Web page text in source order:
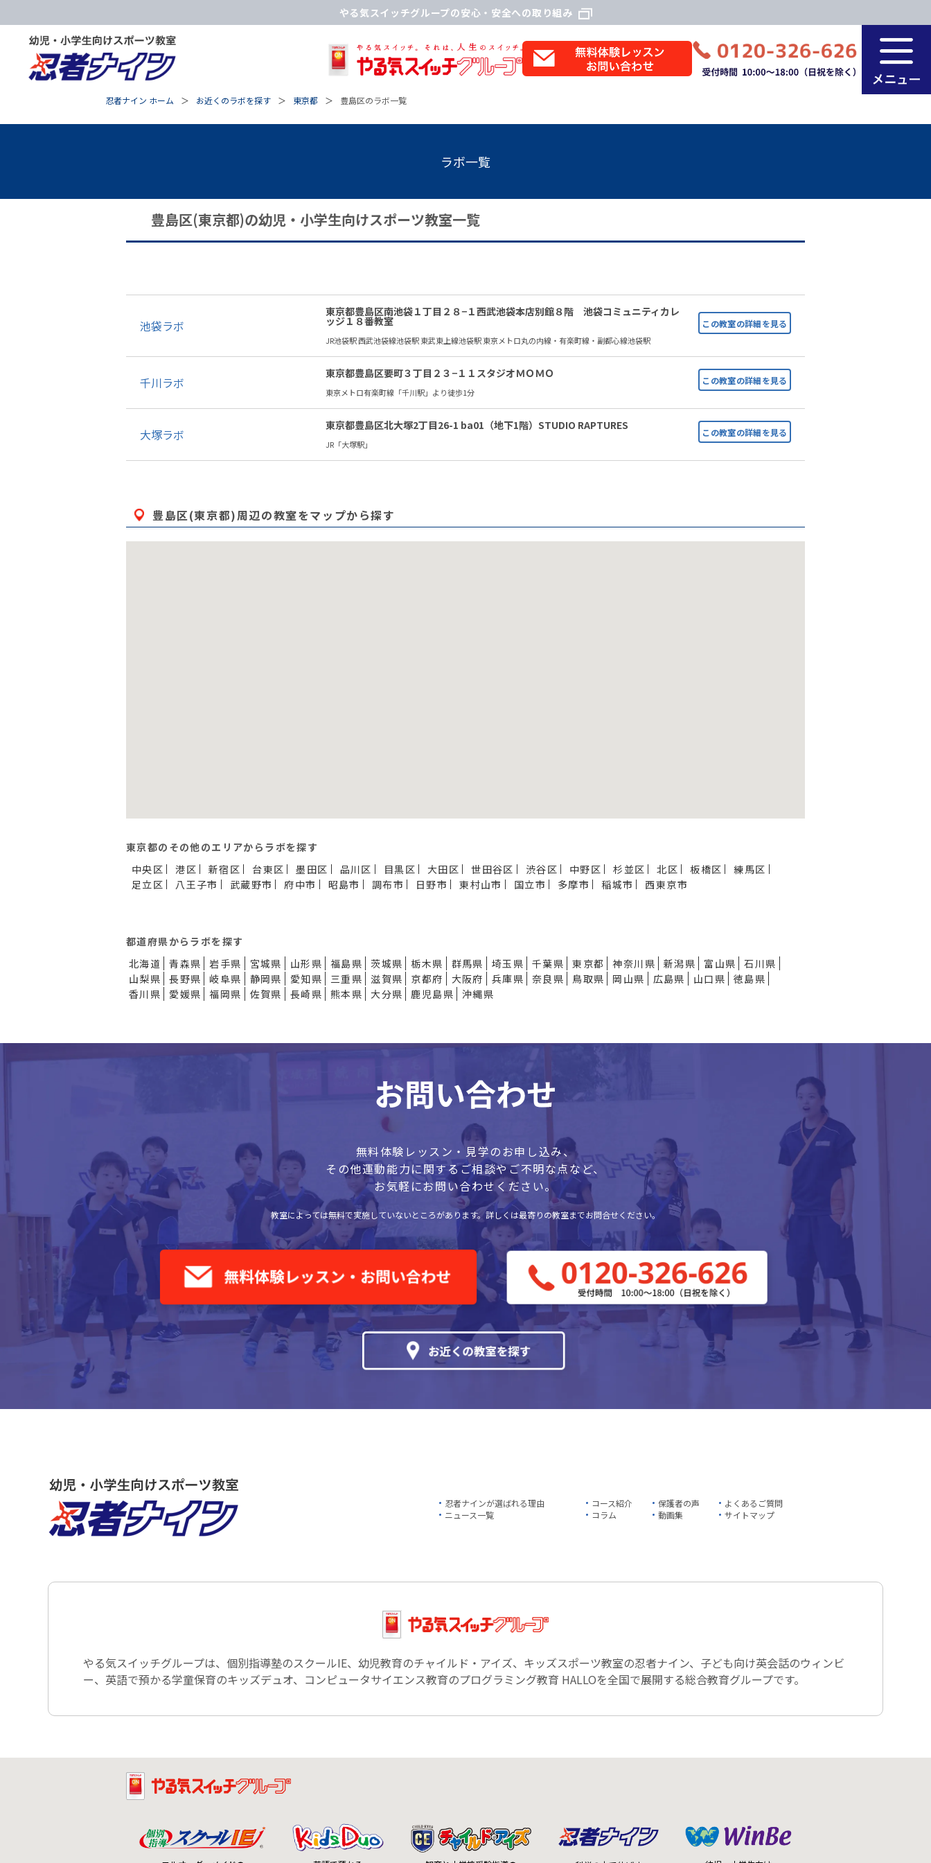
やる気スイッチグループの安心・安全への取り組み
忍者ナイン ホーム お近くのラボを探す 東京都 豊島区のラボ一覧
ラボ一覧
豊島区(東京都)の幼児・小学生向けスポーツ教室一覧
池袋ラボ
東京都豊島区南池袋１丁目２８−１西武池袋本店別館８階 池袋コミュニティカレ
ッジ１８番教室
JR池袋駅 西武池袋線池袋駅 東武東上線池袋駅 東京メトロ丸の内線・有楽町線・副都心線池袋駅
千川ラボ
東京都豊島区要町３丁目２３−１１スタジオＭＯＭＯ
東京メトロ有楽町線「千川駅」より徒歩1分
大塚ラボ
東京都豊島区北大塚2丁目26-1 ba01（地下1階）STUDIO RAPTURES
JR「大塚駅」
豊島区(東京都)周辺の教室をマップから探す
東京都のその他のエリアからラボを探す
中央区
港区 新宿区 台東区 墨田区 品川区 目黒区 大田区 世田谷区 渋谷区 中野区 杉並区 北区 板橋区
練馬区
足立区
八王子市 武蔵野市 府中市 昭島市 調布市 日野市 東村山市 国立市 多摩市 稲城市 西東京市
都道府県からラボを探す
北海道
青森県 岩手県 宮城県 山形県 福島県 茨城県 栃木県 群馬県 埼玉県 千葉県 東京都 神奈川県 新潟県 富山県
石川県
山梨県
長野県 岐阜県 静岡県 愛知県 三重県 滋賀県 京都府 大阪府 兵庫県 奈良県 鳥取県 岡山県 広島県 山口県
徳島県
香川県
愛媛県 福岡県 佐賀県 長崎県 熊本県 大分県 鹿児島県 沖縄県
無料体験レッスン・見学のお申し込み、
その他運動能力に関するご相談やご不明な点など、
お気軽にお問い合わせください。
教室によっては無料で実施していないところがあります。詳しくは最寄りの教室までお問合せください。
忍者ナインが選ばれる理由 コース紹介 保護者の声
よくあるご質問
ニュース一覧
コラム 動画集 サイトマップ
やる気スイッチグループは、個別指導塾のスクールIE、幼児教育のチャイルド・アイズ、キッズスポーツ教室の忍者ナイン、子ども向け英会話のウィンビ
ー、英語で預かる学童保育のキッズデュオ、コンピュータサイエンス教育のプログラミング教育 HALLOを全国で展開する総合教育グループです。